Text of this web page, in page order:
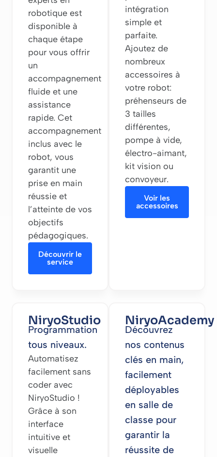
robotique est
disponible à
chaque étape
pour vous offrir
un
accompagnement
fluide et une
assistance
rapide. Cet
accompagnement
inclus avec le
robot, vous
garantit une
prise en main
réussie et
l’atteinte de vos
objectifs
pédagogiques.
Découvrir le
service
intégration
simple et
parfaite.
Ajoutez de
nombreux
accessoires à
votre robot:
préhenseurs de
3 tailles
différentes,
pompe à vide,
électro-aimant,
kit vision ou
convoyeur.
Voir les
accessoires
NiryoStudio
Programmation
tous niveaux.
Automatisez
facilement sans
coder avec
NiryoStudio !
Grâce à son
interface
intuitive et
visuelle
NiryoAcademy
Découvrez
nos contenus
clés en main,
facilement
déployables
en salle de
classe pour
garantir la
réussite de